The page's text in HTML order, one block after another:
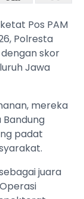
Pos PAM
Polresta
skor
Jawa
mereka
Bandung
padat
juara